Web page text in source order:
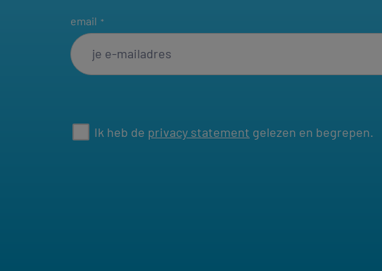
email *
Ik heb de privacy statement gelezen en begrepen.